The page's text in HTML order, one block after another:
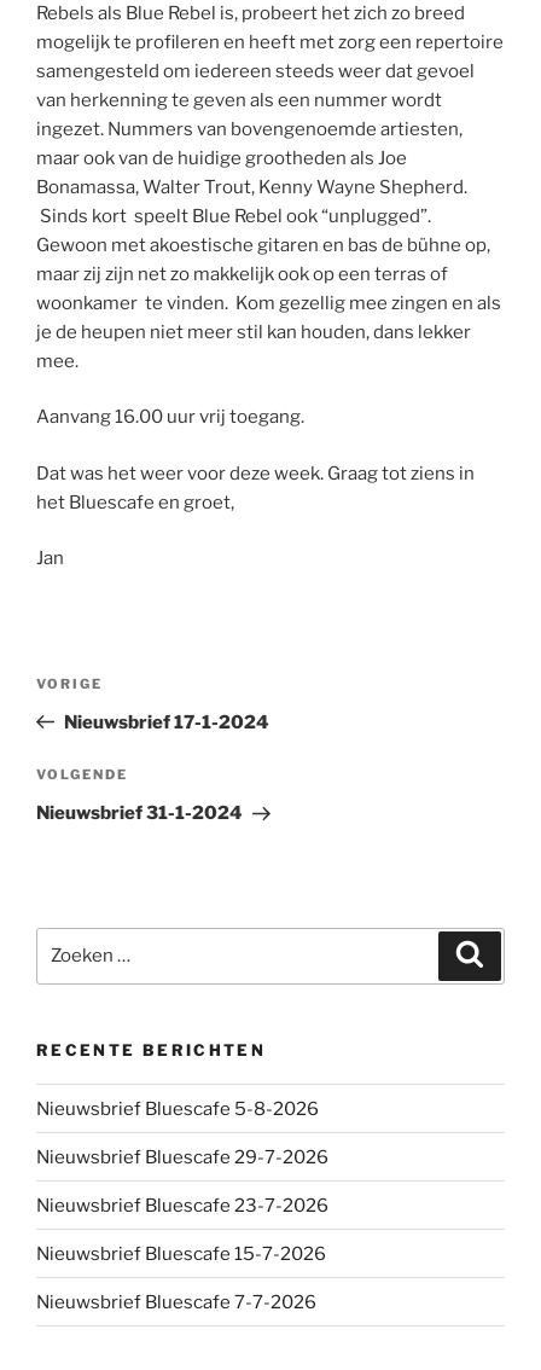
Rebels als Blue Rebel is, probeert het zich zo breed
mogelijk te profileren en heeft met zorg een repertoire
samengesteld om iedereen steeds weer dat gevoel
van herkenning te geven als een nummer wordt
ingezet. Nummers van bovengenoemde artiesten,
maar ook van de huidige grootheden als Joe
Bonamassa, Walter Trout, Kenny Wayne Shepherd.
Sinds kort speelt Blue Rebel ook “unplugged”.
Gewoon met akoestische gitaren en bas de bühne op,
maar zij zijn net zo makkelijk ook op een terras of
woonkamer te vinden. Kom gezellig mee zingen en als
je de heupen niet meer stil kan houden, dans lekker
mee.
Aanvang 16.00 uur vrij toegang.
Dat was het weer voor deze week. Graag tot ziens in
het Bluescafe en groet,
Jan
Vorig
bericht
VORIGE
Nieuwsbrief 17-1-2024
Volgend
bericht
VOLGENDE
Nieuwsbrief 31-1-2024
naar:
RECENTE BERICHTEN
Nieuwsbrief Bluescafe 5-8-2026
Nieuwsbrief Bluescafe 29-7-2026
Nieuwsbrief Bluescafe 23-7-2026
Nieuwsbrief Bluescafe 15-7-2026
Nieuwsbrief Bluescafe 7-7-2026